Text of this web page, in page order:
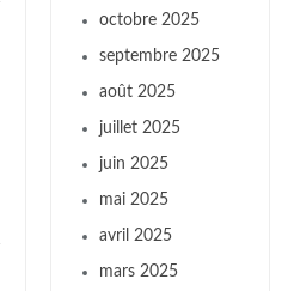
octobre 2025
septembre 2025
août 2025
juillet 2025
juin 2025
mai 2025
avril 2025
mars 2025